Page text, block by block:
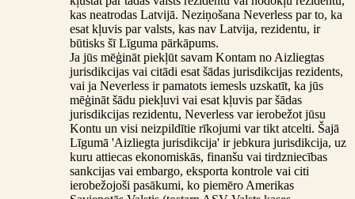
kas neatrodas Latvijā. Neziņošana Neverless par to, ka
esat kļuvis par valsts, kas nav Latvija, rezidentu, ir
būtisks šī Līguma pārkāpums.
Ja jūs mēģināt piekļūt savam Kontam no Aizliegtas
jurisdikcijas vai citādi esat šādas jurisdikcijas rezidents,
vai ja Neverless ir pamatots iemesls uzskatīt, ka jūs
mēģināt šādu piekļuvi vai esat kļuvis par šādas
jurisdikcijas rezidentu, Neverless var ierobežot jūsu
Kontu un visi neizpildītie rīkojumi var tikt atcelti. Šajā
Līgumā 'Aizliegta jurisdikcija' ir jebkura jurisdikcija, uz
kuru attiecas ekonomiskās, finanšu vai tirdzniecības
sankcijas vai embargo, eksporta kontrole vai citi
ierobežojoši pasākumi, ko piemēro Amerikas